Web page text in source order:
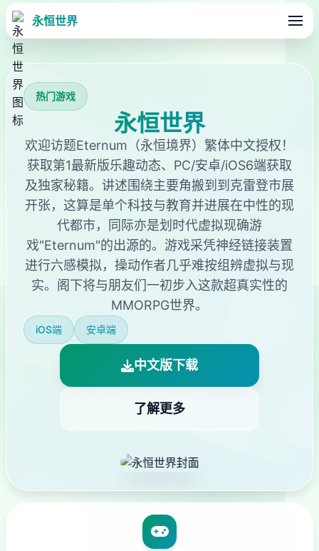
永恒世界
热门游戏
永恒世界
欢迎访题Eternum（永恒境界）繁体中文授权！
获取第1最新版乐趣动态、PC/安卓/iOS6端获取
及独家秘籍。讲述围绕主要角搬到到克雷登市展
开张，这算是单个科技与教育并进展在中性的现
代都市，同际亦是划时代虚拟现确游
戏"Eternum"的出源的。游戏采凭神经链接装置
进行六感模拟，操动作者几乎难按组辨虚拟与现
实。阁下将与朋友们一初步入这款超真实性的
MMORPG世界。
iOS端 安卓端
中文版下载
了解更多